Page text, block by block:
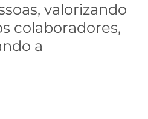
valorizando
colaboradores,
a